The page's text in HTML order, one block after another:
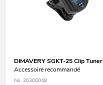
DIMAVERY SGKT-25 Clip Tuner
Accessoire recommandé
No. 26300048